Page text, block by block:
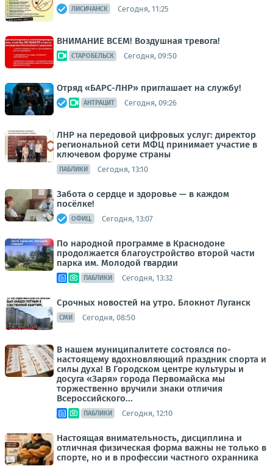
ЛИСИЧАНСК Сегодня, 11:25
ВНИМАНИЕ ВСЕМ! Воздушная тревога!
СТАРОБЕЛЬСК Сегодня, 09:50
Отряд «БАРС-ЛНР» приглашает на службу!
АНТРАЦИТ Сегодня, 09:26
ЛНР на передовой цифровых услуг: директор
региональной сети МФЦ принимает участие в
ключевом форуме страны
ПАБЛИКИ Сегодня, 13:10
Забота о сердце и здоровье — в каждом
посёлке!
ОФИЦ. Сегодня, 13:07
По народной программе в Краснодоне
продолжается благоустройство второй части
парка им. Молодой гвардии
ПАБЛИКИ Сегодня, 13:32
Срочных новостей на утро. Блокнот Луганск
СМИ Сегодня, 08:50
В нашем муниципалитете состоялся по-
настоящему вдохновляющий праздник спорта и
силы духа! В Городском центре культуры и
досуга «Заря» города Первомайска мы
торжественно вручили знаки отличия
Всероссийского...
ПАБЛИКИ Сегодня, 12:10
Настоящая внимательность, дисциплина и
отличная физическая форма важны не только в
спорте, но и в профессии частного охранника